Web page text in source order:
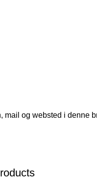
mail og websted i denne